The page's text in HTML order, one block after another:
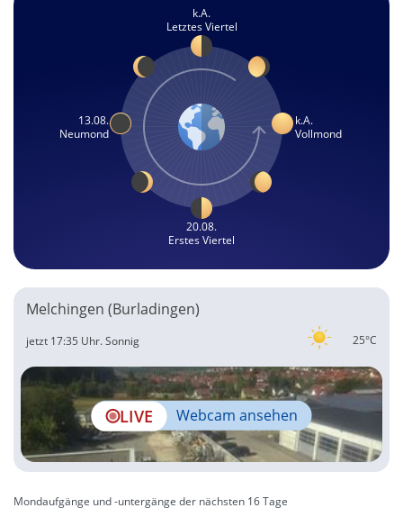
k.A.
Letztes Viertel
13.08.
Neumond
k.A.
Vollmond
20.08.
Erstes Viertel
Melchingen (Burladingen)
25°C
jetzt 17:35 Uhr.Sonnig
LIVE Webcam ansehen
Mondaufgänge und -untergänge der nächsten 16 Tage